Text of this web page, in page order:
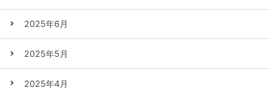
2025年6月
2025年5月
2025年4月